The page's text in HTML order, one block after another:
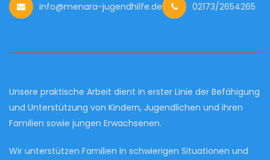
info@menara-jugendhilfe.de 02173/2654265
Unsere praktische Arbeit dient in erster Linie der Befähigung
und Unterstützung von Kindern, Jugendlichen und ihren
Familien sowie jungen Erwachsenen.
Wir unterstützen Familien in schwierigen Situationen und